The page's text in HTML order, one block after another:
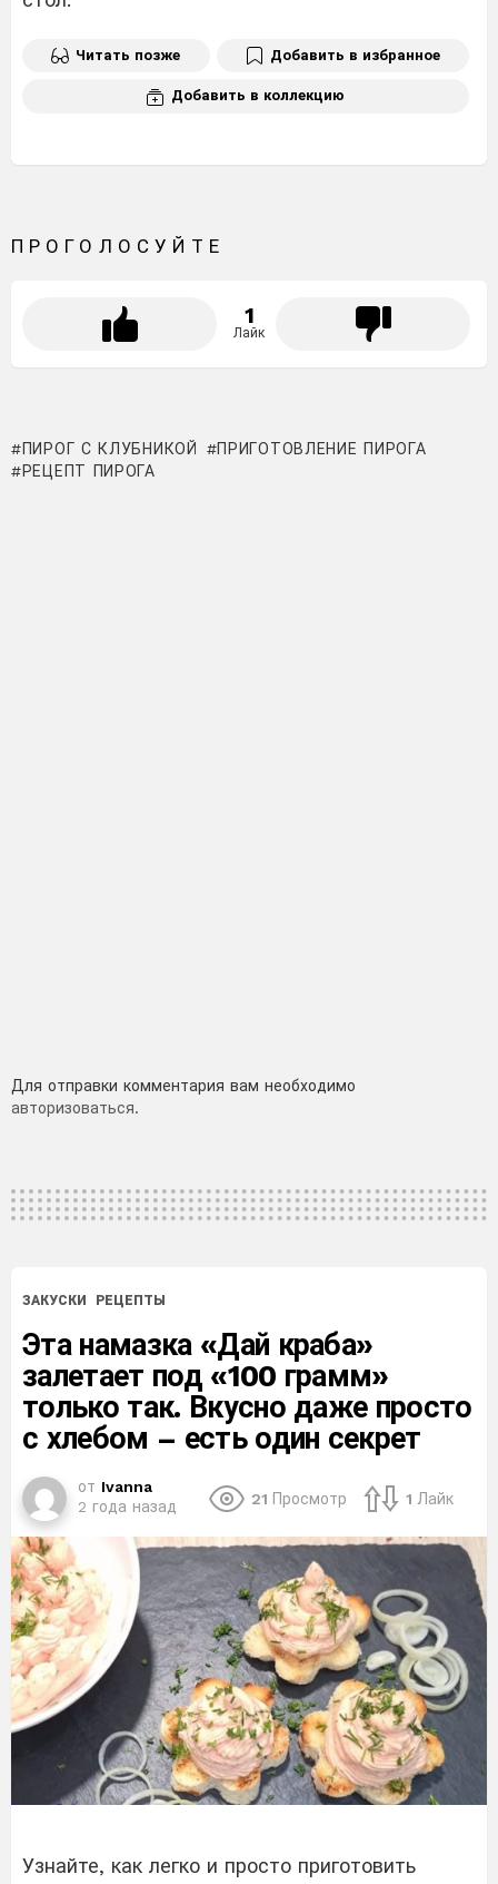
Читать позже Добавить в избранное
Добавить в коллекцию
ПРОГОЛОСУЙТЕ
1
Лайк
ПИРОГ С КЛУБНИКОЙ
ПРИГОТОВЛЕНИЕ ПИРОГА
РЕЦЕПТ ПИРОГА
Добавить
комментарий
Для отправки комментария вам необходимо
авторизоваться.
ЗАКУСКИ РЕЦЕПТЫ
Эта намазка «Дай краба»
залетает под «100 грамм»
только так. Вкусно даже просто
с хлебом – есть один секрет
от Ivanna
2 года назад
21 Просмотр 1 Лайк
Узнайте, как легко и просто приготовить